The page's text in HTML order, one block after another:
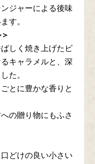
ジャーによる後味
す。
しく焼き上げたビ
キャラメルと、深
た。
とに豊かな香りと
の贈り物にもふさ
どけの良い小さい